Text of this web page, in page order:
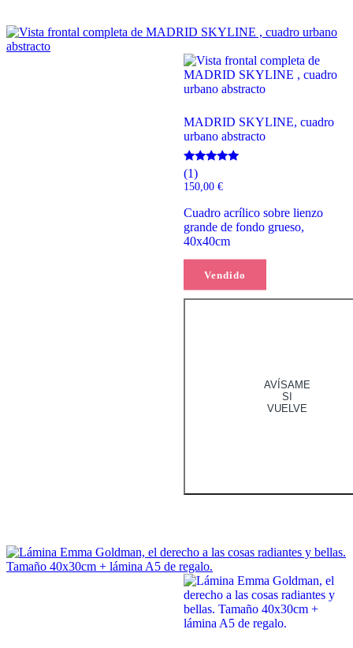
Vendido
MADRID SKYLINE, cuadro
urbano abstracto
Valorado
con
5.00
(1)
150,00 €
Cuadro acrílico sobre lienzo
grande de fondo grueso,
40x40cm
Leer más
AVÍSAME
SI
VUELVE